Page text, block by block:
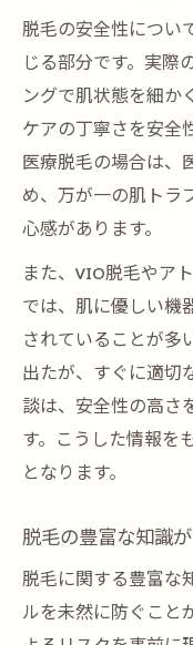
脱毛豊富
ト
VIO脱毛経
性
後悔しない脱
脱毛経験か
豊富な脱
ント
脱毛経験
後悔しな
選び
脱毛体験
方
脱毛の安全性につい
じる部分です。実際
ングで肌状態を細か
ケアの丁寧さを安全
医療脱毛の場合は、
め、万が一の肌トラ
心感があります。
また、VIO脱毛やア
では、肌に優しい機
されていることが多
出たが、すぐに適切
談は、安全性の高さ
す。こうした情報を
となります。
脱毛の豊富な知識
脱毛に関する豊富な
ルを未然に防ぐこと